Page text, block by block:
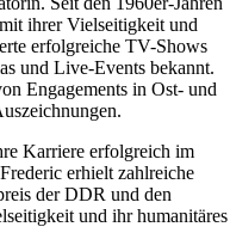
ihrer Vielseitigkeit und
erfolgreiche TV-Shows
und Live-Events bekannt.
Engagements in Ost- und
Karriere erfolgreich im
erhielt zahlreiche
der DDR und den
und ihr humanitäres